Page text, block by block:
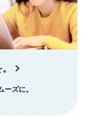
ズに。